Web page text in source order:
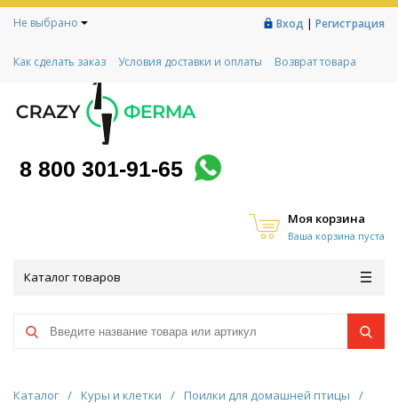
Не выбрано Вход | Регистрация
Как сделать заказ Условия доставки и оплаты
Возврат товара
Контакты
Социальный контракт
Любимая ферма
8 800 301-91-65
Моя корзина
Ваша корзина пуста
Каталог товаров
Каталог / Куры и клетки / Поилки для домашней птицы
/